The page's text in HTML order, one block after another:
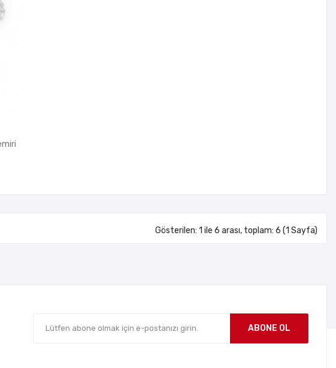
Gösterilen: 1 ile 6 arası, toplam: 6 (1 Sayfa)
ABONE OL